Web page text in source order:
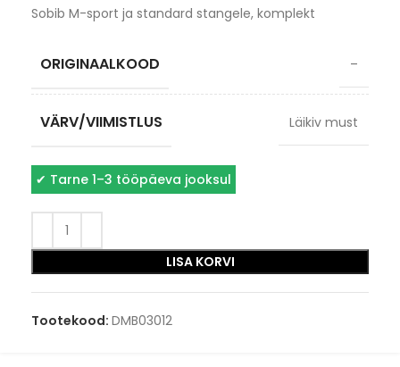
Sobib M-sport ja standard stangele, komplekt
ORIGINAALKOOD –
VÄRV/VIIMISTLUS Läikiv must
✔ Tarne 1–3 tööpäeva jooksul
LISA KORVI
Tootekood: DMB03012